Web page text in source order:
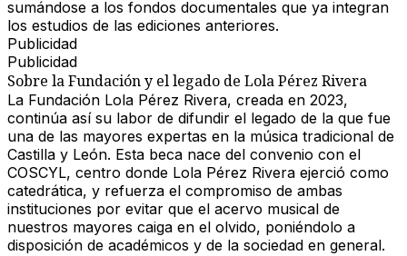
sumándose a los fondos documentales que ya integran
los estudios de las ediciones anteriores.
Publicidad
Publicidad
Sobre la Fundación y el legado de Lola Pérez Rivera
La Fundación Lola Pérez Rivera, creada en 2023,
continúa así su labor de difundir el legado de la que fue
una de las mayores expertas en la música tradicional de
Castilla y León. Esta beca nace del convenio con el
COSCYL, centro donde Lola Pérez Rivera ejerció como
catedrática, y refuerza el compromiso de ambas
instituciones por evitar que el acervo musical de
nuestros mayores caiga en el olvido, poniéndolo a
disposición de académicos y de la sociedad en general.